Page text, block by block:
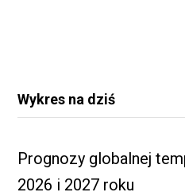
Wykres na dziś
Prognozy globalnej
2026 i 2027 roku